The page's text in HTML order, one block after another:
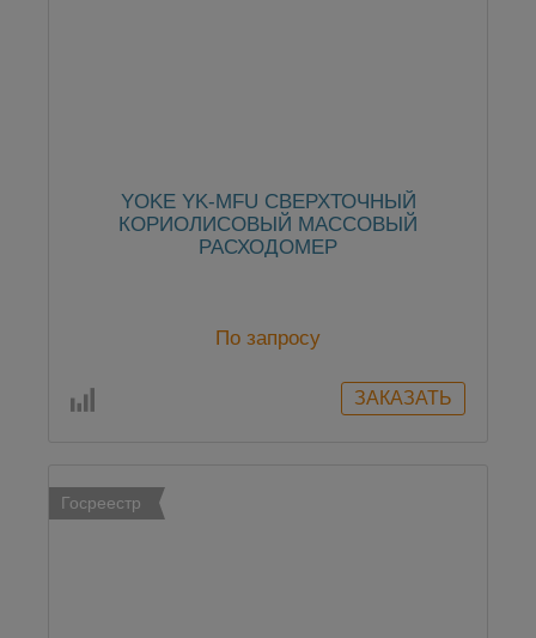
YOKE YK-MFU СВЕРХТОЧНЫЙ
КОРИОЛИСОВЫЙ МАССОВЫЙ
РАСХОДОМЕР
По запросу
Госреестр